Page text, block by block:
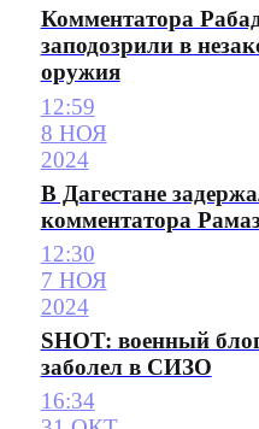
Комментатора
заподозрили в
оружия
12:59
8 НОЯ
2024
В Дагестане
комментатора
12:30
7 НОЯ
2024
SHOT: военный
заболел в СИЗО
16:34